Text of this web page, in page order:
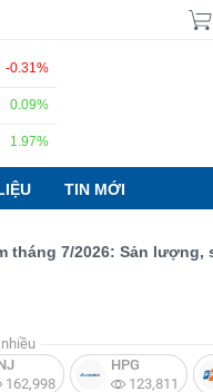
-0.31%
0.09%
1.97%
TIN MỚI
7/2026: Sản lượng, số
162,998
HPG
123,811